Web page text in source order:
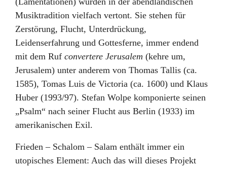
Musiktradition vielfach vertont. Sie stehen für
Zerstörung, Flucht, Unterdrückung,
Leidenserfahrung und Gottesferne, immer endend
mit dem Ruf convertere Jerusalem (kehre um,
Jerusalem) unter anderem von Thomas Tallis (ca.
1585), Tomas Luis de Victoria (ca. 1600) und Klaus
Huber (1993/97). Stefan Wolpe komponierte seinen
„Psalm“ nach seiner Flucht aus Berlin (1933) im
amerikanischen Exil.
Frieden – Schalom – Salam enthält immer ein
utopisches Element: Auch das will dieses Projekt